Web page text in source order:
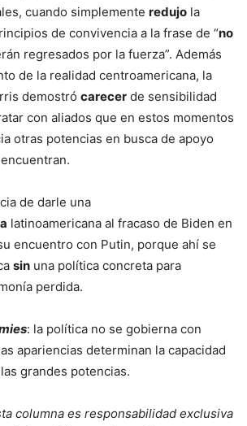
cuando simplemente redujo la
de convivencia a la frase de “no
regresados por la fuerza”. Además
de la realidad centroamericana, la
demostró carecer de sensibilidad
con aliados que en estos momentos
otras potencias en busca de apoyo
de darle una
latinoamericana al fracaso de Biden en
encuentro con Putin, porque ahí se
sin una política concreta para
perdida.
: la política no se gobierna con
apariencias determinan la capacidad
grandes potencias.
columna es responsabilidad exclusiva